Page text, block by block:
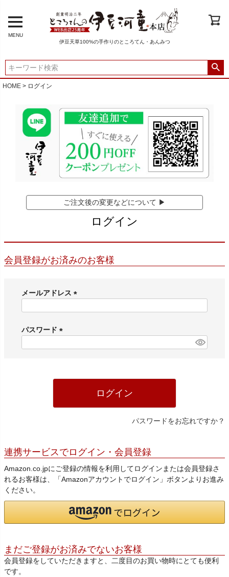
MENU
伊豆天草100%の手作りのところてん・あんみつ
HOME ログイン
ご注文後の変更などについて ▶
ログイン
会員登録がお済みのお客様
メールアドレス
)
パスワード
ログイン
パスワードをお忘れですか？
連携サービスでログイン・会員登録
Amazon.co.jpにご登録の情報を利用してログインまたは会員登録さ
れるお客様は、「Amazonアカウントでログイン」ボタンよりお進み
ください。
まだご登録がお済みでないお客様
会員登録をしていただきますと、二度目のお買い物時にとても便利
です。